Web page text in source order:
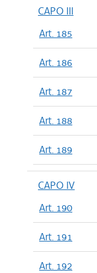
CAPO III
Art. 185
Art. 186
Art. 187
Art. 188
Art. 189
CAPO IV
Art. 190
Art. 191
Art. 192